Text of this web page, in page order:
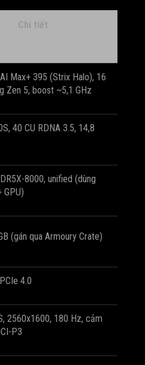
Chi tiết
Max+ 395 (Strix Halo), 16
Zen 5, boost ~5,1 GHz
40 CU RDNA 3.5, 14,8
8000, unified (dùng
GPU)
(gán qua Armoury Crate)
4.0
2560x1600, 180 Hz, cảm
P3